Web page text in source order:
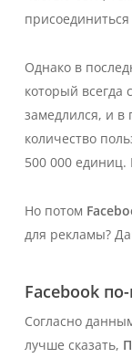
присоединиться
Однако в
который всегда
замедлился, и в
количество
500 000 единиц.
Но потом
для рекламы?
Facebook
Согласно
лучше сказать,